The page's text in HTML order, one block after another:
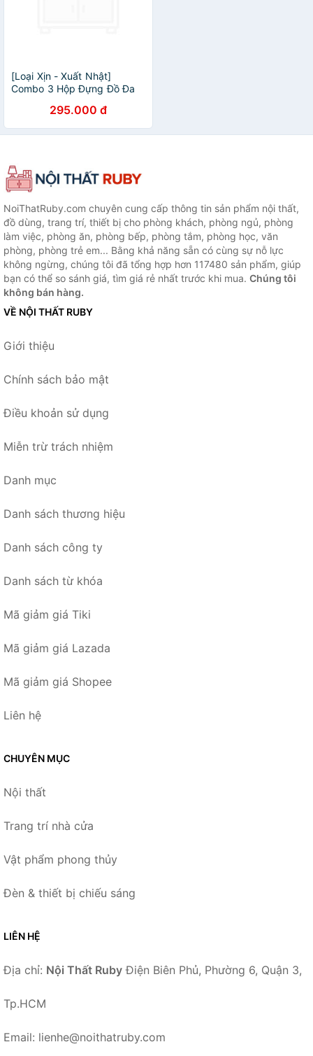
[Loại Xịn - Xuất Nhật]
Combo 3 Hộp Đựng Đồ Đa
Quần Áo Chăn Màn Phong
Cách Thụy Điển Sang Trọng,
Lịch Sự – Hàng Chính Hãng
295.000 đ
NoiThatRuby.com chuyên cung cấp thông tin sản phẩm nội thất,
đồ dùng, trang trí, thiết bị cho phòng khách, phòng ngủ, phòng
làm việc, phòng ăn, phòng bếp, phòng tắm, phòng học, văn
phòng, phòng trẻ em... Bằng khả năng sẵn có cùng sự nỗ lực
không ngừng, chúng tôi đã tổng hợp hơn 117480 sản phẩm, giúp
bạn có thể so sánh giá, tìm giá rẻ nhất trước khi mua. Chúng tôi
không bán hàng.
VỀ NỘI THẤT RUBY
Giới thiệu
Chính sách bảo mật
Điều khoản sử dụng
Miễn trừ trách nhiệm
Danh mục
Danh sách thương hiệu
Danh sách công ty
Danh sách từ khóa
Mã giảm giá Tiki
Mã giảm giá Lazada
Mã giảm giá Shopee
Liên hệ
CHUYÊN MỤC
Nội thất
Trang trí nhà cửa
Vật phẩm phong thủy
Đèn & thiết bị chiếu sáng
LIÊN HỆ
Địa chỉ: Nội Thất Ruby Điện Biên Phủ, Phường 6, Quận 3,
Tp.HCM
Email: lienhe@noithatruby.com